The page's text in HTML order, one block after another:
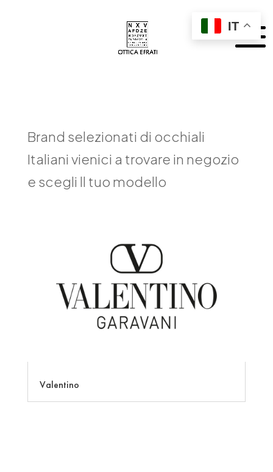
Brand selezionati di occhiali
Italiani vienici a trovare in negozio
e scegli ll tuo modello
Valentino
IT